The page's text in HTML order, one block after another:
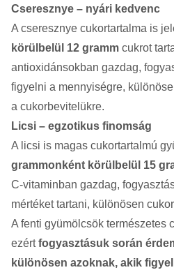
Cseresznye – nyári kedvenc
A cseresznye cukortartalma is
körülbelül 12 gramm cukrot
antioxidánsokban gazdag,
figyelni a mennyiségre,
a cukorbevitelükre.
Licsi – egzotikus finomság
A licsi is magas cukortartalmú
grammonként körülbelül 15
C-vitaminban gazdag,
mértéket tartani, különösen
A fenti gyümölcsök természetes
ezértfogyasztásuk során
különösen azoknak, akik